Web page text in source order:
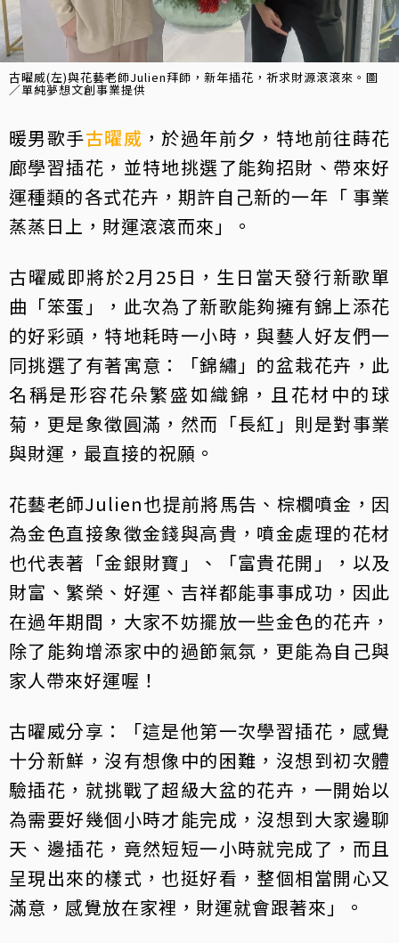
古曜威(左)與花藝老師Julien拜師，新年插花，祈求財源滾滾來。圖
／單純夢想文創事業提供
暖男歌手古曜威 ，於過年前夕，特地前往蒔花
廊學習插花，並特地挑選了能夠招財、帶來好
運種類的各式花卉，期許自己新的一年「 事業
蒸蒸日上，財運滾滾而來」。
古曜威即將於2月25日，生日當天發行新歌單
曲「笨蛋」，此次為了新歌能夠擁有錦上添花
的好彩頭，特地耗時一小時，與藝人好友們一
同挑選了有著寓意：「錦繡」的盆栽花卉，此
名稱是形容花朵繁盛如織錦，且花材中的球
菊，更是象徵圓滿，然而「長紅」則是對事業
與財運，最直接的祝願。
花藝老師Julien也提前將馬告、棕櫚噴金，因
為金色直接象徵金錢與高貴，噴金處理的花材
也代表著「金銀財寶」、「富貴花開」，以及
財富、繁榮、好運、吉祥都能事事成功，因此
在過年期間，大家不妨擺放一些金色的花卉，
除了能夠增添家中的過節氣氛，更能為自己與
家人帶來好運喔！
古曜威分享：「這是他第一次學習插花，感覺
十分新鮮，沒有想像中的困難，沒想到初次體
驗插花，就挑戰了超級大盆的花卉，一開始以
為需要好幾個小時才能完成，沒想到大家邊聊
天、邊插花，竟然短短一小時就完成了，而且
呈現出來的樣式，也挺好看，整個相當開心又
滿意，感覺放在家裡，財運就會跟著來」。